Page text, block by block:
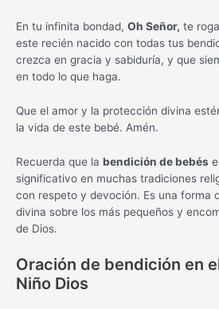
En tu infinita bondad, Oh Señor, te
este recién nacido con todas tus
crezca en gracia y sabiduría, y que
en todo lo que haga.
Que el amor y la protección divina
la vida de este bebé. Amén.
Recuerda que la bendición de bebés
significativo en muchas tradiciones
con respeto y devoción. Es una forma
divina sobre los más pequeños y
de Dios.
Oración de bendición en
Niño Dios